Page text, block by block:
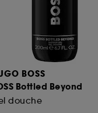
BOSS
Bottled Beyond
douche